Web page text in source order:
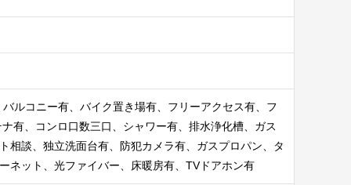
ルコニー有、バイク置き場有、フリーアクセス有、フ
有、コンロ口数三口、シャワー有、排水浄化槽、ガス
相談、独立洗面台有、防犯カメラ有、ガスプロパン、タ
ネット、光ファイバー、床暖房有、TVドアホン有